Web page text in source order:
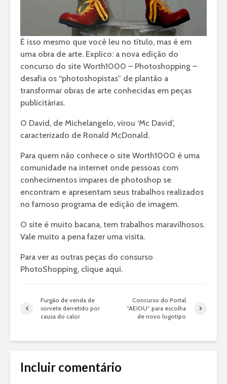
É isso mesmo que você leu no título, mas é em
uma obra de arte. Explico: a nova edição do
concurso do site Worth1000 – Photoshopping –
desafia os “photoshopistas” de plantão a
transformar obras de arte conhecidas em peças
publicitárias.
O David, de Michelangelo, virou ‘Mc David’,
caracterizado de Ronald McDonald.
Para quem não conhece o site Worth1000 é uma
comunidade na internet onde pessoas com
conhecimentos impares de photoshop se
encontram e apresentam seus trabalhos realizados
no famoso programa de edição de imagem.
O site é muito bacana, tem trabalhos maravilhosos.
Vale muito a pena fazer uma visita.
Para ver as outras peças do consurso
PhotoShopping, clique aqui.
Furgão de venda de
sorvete derretido por
causa do calor
Concurso do Portal
“AEIOU” para escolha
de novo logotipo
Incluir comentário